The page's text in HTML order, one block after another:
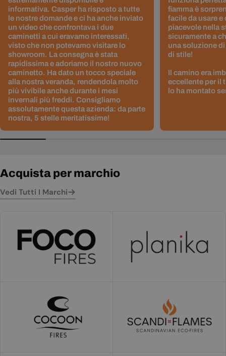
informativa. Casper ha risposto a tutte
le nostre domande e ci ha anche inviato
un video che confrontava i due
caminetti a cui eravamo interessati,
visto che non potevamo visitare lo
showroom. La consegna è stata
rapidissima e adoriamo il nostro nuovo
caminetto. Ha dato un tocco speciale
alla nostra veranda, rendendola molto
più vivibile anche durante i mesi
invernali più freddi. Consigliamo
assolutamente questa azienda: da parte
nostra, 5 stelle meritatissime!
fiamma è
facile da usare e
piacevole nella
sicuramente a
una soluzione
di stile!
Il camino era
eccellente per il
lo ha montato
Acquista per marchio
Vedi Tutti I Marchi